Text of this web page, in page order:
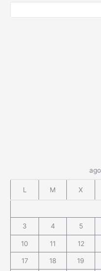
L M X
3 4 5
10 11 12
17 18 19